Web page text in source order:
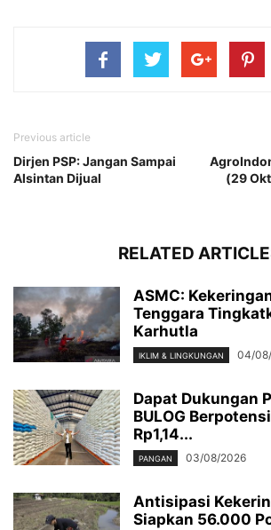
Previous article
Dirjen PSP: Jangan Sampai
Alsintan Dijual
(29
RELATED
ASMC:
Tenggara
Karhutla
IKLIM & LINGKUNGAN 04/
Dapat Dukungan
BULOG
Rp1,14...
PANGAN 03/08/2026
Antisipasi
Siapkan 56.000